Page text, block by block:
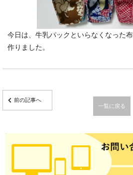
今日は、牛乳パックといらなくなった
作りました。
前の記事へ
一覧に戻る